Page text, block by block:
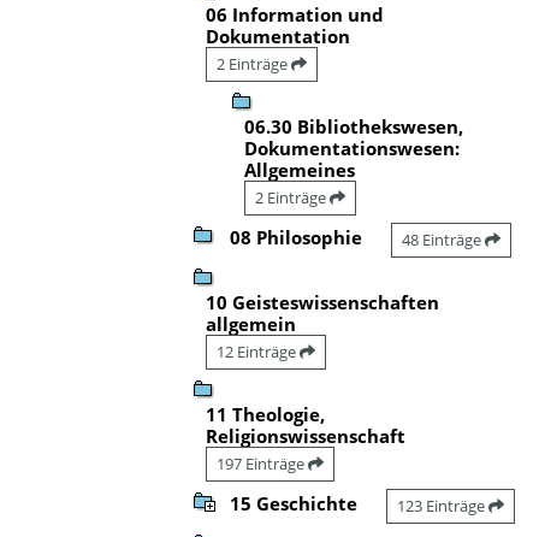
06 Information und
Dokumentation
2 Einträge
06.30 Bibliothekswesen,
Dokumentationswesen:
Allgemeines
2 Einträge
08 Philosophie 48 Einträge
10 Geisteswissenschaften
allgemein
12 Einträge
11 Theologie,
Religionswissenschaft
197 Einträge
15 Geschichte 123 Einträge